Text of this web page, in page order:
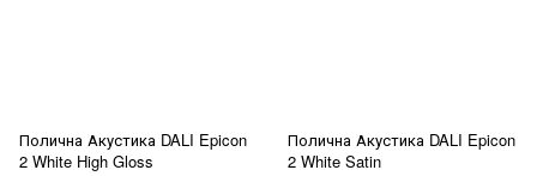
Полична Акустика DALI Epicon
2 White High Gloss
Полична Акустика DALI Epicon
2 White Satin